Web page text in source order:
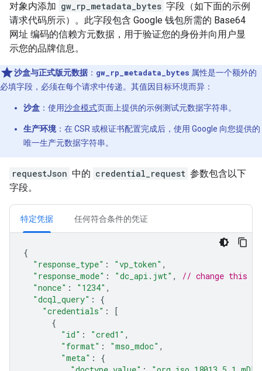
对象内添加 gw_rp_metadata_bytes 字段（如下面的示例
请求代码所示）。此字段包含 Google 钱包所需的 Base64
网址 编码的信赖方元数据，用于验证您的身份并向用户显
示您的品牌信息。
沙盒与正式版元数据 ： gw_rp_metadata_bytes 属性是一个额外的
必填字段，必须在每个请求中传递。其值因目标环境而异：
沙盒 ：使用沙盒模式页面上提供的示例测试元数据字符串。
生产环境 ：在 CSR 或根证书配置完成后，使用 Google 向您提供的
唯一生产元数据字符串。
requestJson 中的 credential_request 参数包含以下
字段。
特定凭据 任何符合条件的凭证
{
"response_type" : "vp_token" ,
"response_mode" : "dc_api.jwt" ,
// change this to
"nonce" : "1234" ,
"dcql_query" :
{
"credentials" :
[
{
"id" : "cred1" ,
"format" : "mso_mdoc" ,
"meta" :
{